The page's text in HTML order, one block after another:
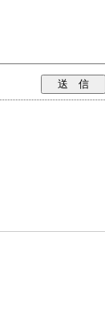
送 信